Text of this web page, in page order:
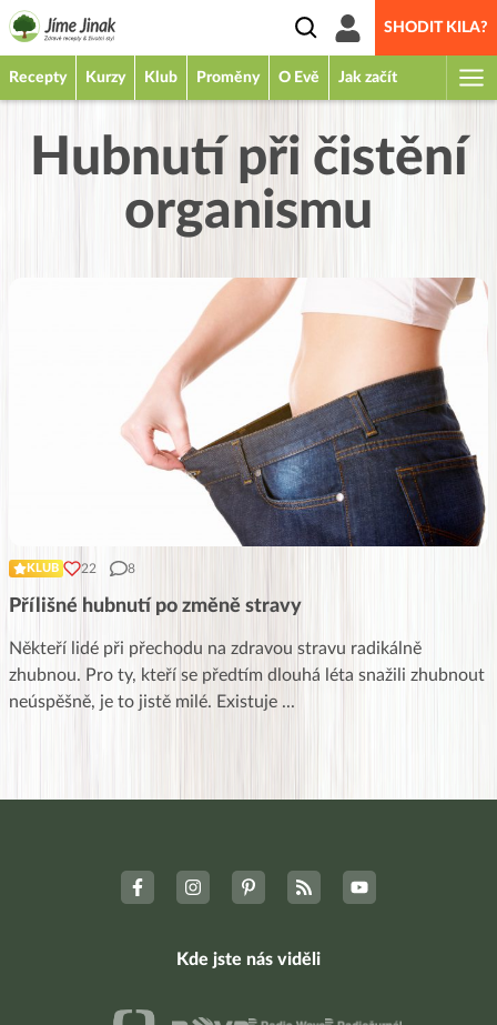
SHODIT KILA?
Recepty Kurzy Klub Proměny O Evě Jak začít
Hubnutí při čistění
organismu
KLUB 22 8
Přílišné hubnutí po změně stravy
Někteří lidé při přechodu na zdravou stravu radikálně
zhubnou. Pro ty, kteří se předtím dlouhá léta snažili zhubnout
neúspěšně, je to jistě milé. Existuje ...
Kde jste nás viděli